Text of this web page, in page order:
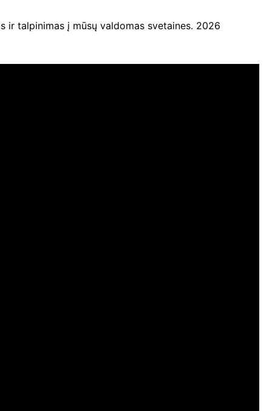
ir talpinimas į mūsų valdomas svetaines. 2026